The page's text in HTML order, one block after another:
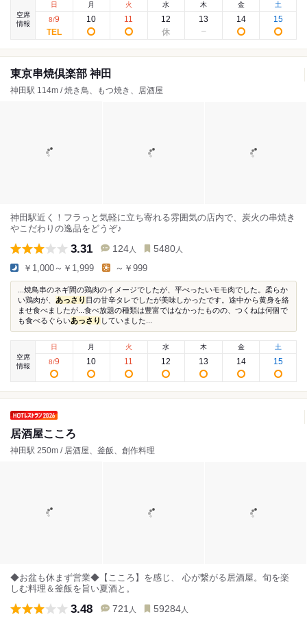
空席
情報
日
8/9
月
10
火
11
水
12
木
13
金
14
土
15
東京串焼倶楽部 神田
神田駅 114m / 焼き鳥、もつ焼き、居酒屋
神田駅近く！フラっと気軽に立ち寄れる雰囲気の店内で、炭火の串焼き
やこだわりの逸品をどうぞ♪
3.31 124 人 5480 人
￥1,000～￥1,999 ～￥999
...焼鳥串のネギ間の鶏肉のイメージでしたが、平べったいモモ肉でした。柔らか
い鶏肉が、 あっさり 目の甘辛タレでしたが美味しかったです。途中から黄身を絡
ませ食べましたが...食べ放題の種類は豊富ではなかったものの、つくねは何個で
も食べるぐらいあっさり していました...
空席
情報
日
8/9
月
10
火
11
水
12
木
13
金
14
土
15
居酒屋こころ
神田駅 250m / 居酒屋、釜飯、創作料理
◆お盆も休まず営業◆【こころ】を感じ、 心が繋がる居酒屋。旬を楽
しむ料理＆釜飯を旨い夏酒と。
3.48 721 人 59284 人